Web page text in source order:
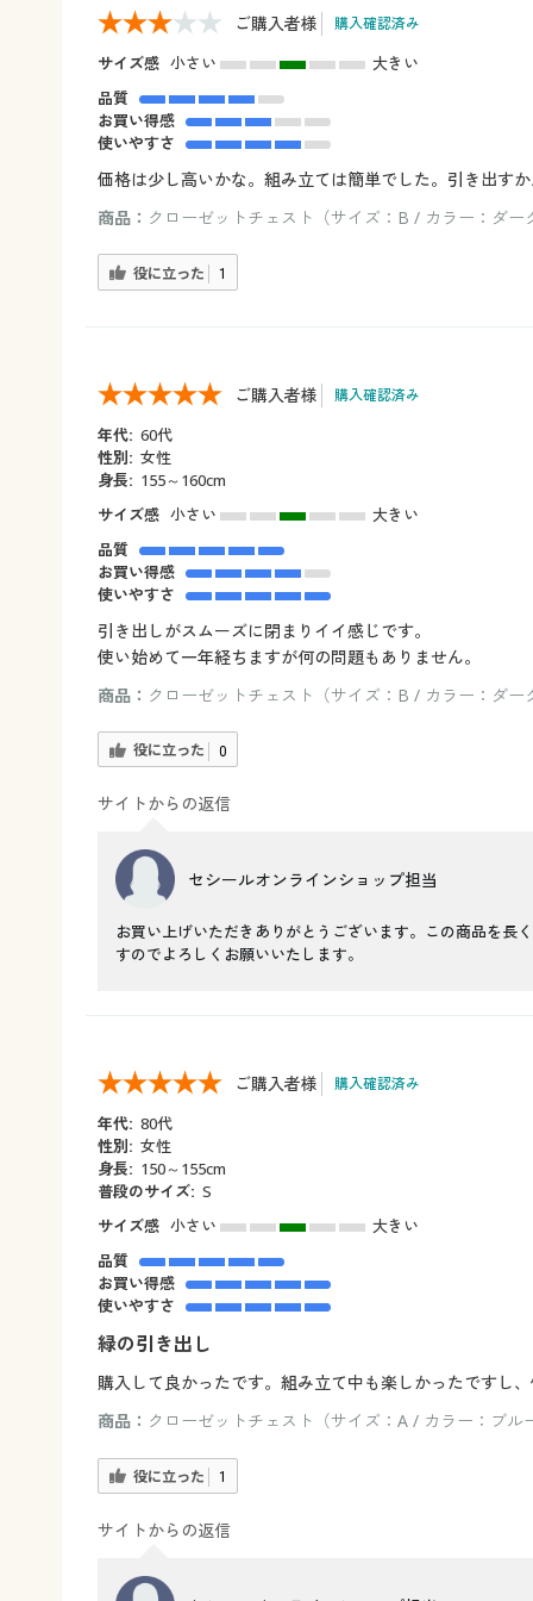
ご購入者様 購入確認済み
サイズ感 小さい
大きい
品質
お買い得感
使いやすさ
価格は少し高いかな。組み立ては簡単でした。引き出すか
商品： クローゼットチェスト（サイズ：B / カラー：ダー
役に立った 1
ご購入者様 購入確認済み
年代: 60代
性別: 女性
身長: 155～160cm
サイズ感 小さい
大きい
品質
お買い得感
使いやすさ
引き出しがスムーズに閉まりイイ感じです。
使い始めて一年経ちますが何の問題もありません。
商品： クローゼットチェスト（サイズ：B / カラー：ダー
役に立った 0
サイトからの返信
セシールオンラインショップ担当
お買い上げいただきありがとうございます。この商品を長
すのでよろしくお願いいたします。
ご購入者様 購入確認済み
年代: 80代
性別: 女性
身長: 150～155cm
普段のサイズ: S
サイズ感 小さい
大きい
品質
お買い得感
使いやすさ
緑の引き出し
購入して良かったです。組み立て中も楽しかったですし
商品： クローゼットチェスト（サイズ：A / カラー：ブル
役に立った 1
サイトからの返信